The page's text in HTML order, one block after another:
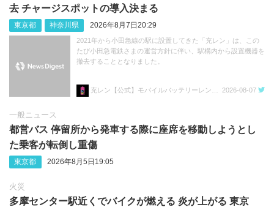
去 チャージスポットの導入決まる
東京都 神奈川県 2026年8月7日20:29
2021年から小田急線の駅に設置してきた「充レン」は、この
たび小田急電鉄さまの運営方針に伴い、駅構内から設置機器を
撤去することとなりました。
2026-08-07
一般ニュース
都営バス 停留所から発車する際に座席を移動しようとし
た乗客が転倒し重傷
東京都 2026年8月5日19:05
火災
多摩センター駅近くでバイクが燃える 炎が上がる 東京